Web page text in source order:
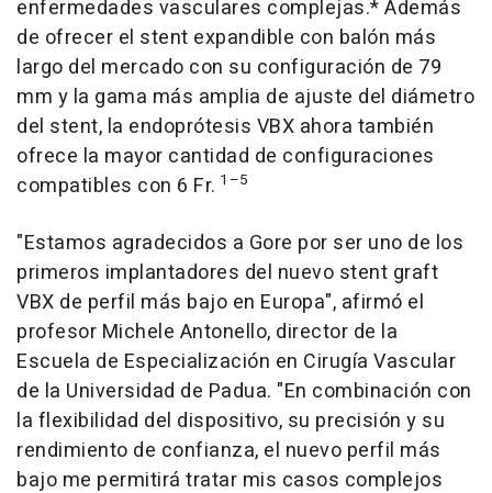
enfermedades vasculares complejas.* Además
de ofrecer el stent expandible con balón más
largo del mercado con su configuración de 79
mm y la gama más amplia de ajuste del diámetro
del stent, la endoprótesis VBX ahora también
ofrece la mayor cantidad de configuraciones
compatibles con 6 Fr. 1–5
"Estamos agradecidos a Gore por ser uno de los
primeros implantadores del nuevo stent graft
VBX de perfil más bajo en Europa", afirmó el
profesor Michele Antonello, director de la
Escuela de Especialización en Cirugía Vascular
de la Universidad de Padua. "En combinación con
la flexibilidad del dispositivo, su precisión y su
rendimiento de confianza, el nuevo perfil más
bajo me permitirá tratar mis casos complejos